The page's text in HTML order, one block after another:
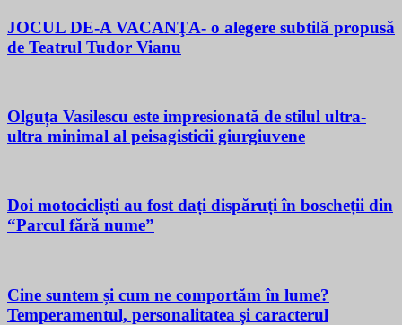
JOCUL DE-A VACANŢA- o alegere subtilă propusă
de Teatrul Tudor Vianu
Olguța Vasilescu este impresionată de stilul ultra-
ultra minimal al peisagisticii giurgiuvene
Doi motocicliști au fost dați dispăruți în boscheții din
“Parcul fără nume”
Cine suntem și cum ne comportăm în lume?
Temperamentul, personalitatea și caracterul